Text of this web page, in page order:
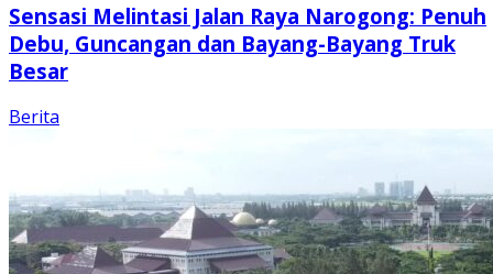
Sensasi Melintasi Jalan Raya Narogong: Penuh
Debu, Guncangan dan Bayang-Bayang Truk
Besar
Berita